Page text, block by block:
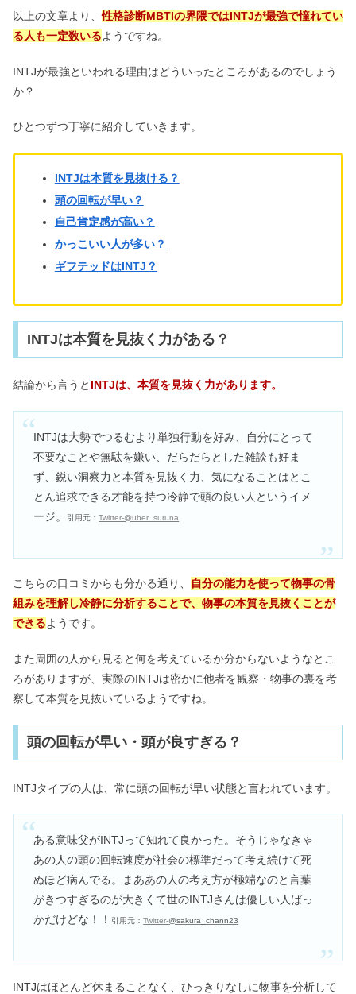
ENFPは頭おかしい・生きづらい？仕
できない・頭悪いは嘘！
仲良くなるとどうなるの？
ISTPは頭が悪いは嘘！他人に興味がな
以上の文章より、性格診断MBTIの界隈ではINTJが最強で憧れてい
る人も一定数いるようですね。
INTJが最強といわれる理由はどういったところがあるのでしょう
か？
ひとつずつ丁寧に紹介していきます。
INTJは本質を見抜ける？
頭の回転が早い？
自己肯定感が高い？
かっこいい人が多い？
ギフテッドはINTJ？
INTJは本質を見抜く力がある？
結論から言うと INTJは、本質を見抜く力があります。
INTJは大勢でつるむより単独行動を好み、自分にとって
不要なことや無駄を嫌い、だらだらとした雑談も好ま
ず、鋭い洞察力と本質を見抜く力、気になることはとこ
とん追求できる才能を持つ冷静で頭の良い人というイメ
ージ。
引用元：Twitter‐@uber_suruna
こちらの口コミからも分かる通り、
自分の能力を使って物事の骨
組みを理解し冷静に分析することで、物事の本質を見抜くことが
できるようです。
また周囲の人から見ると何を考えているか分からないようなとこ
ろがありますが、実際のINTJは密かに他者を観察・物事の裏を考
察して本質を見抜いているようですね。
頭の回転が早い・頭が良すぎる？
INTJタイプの人は、常に頭の回転が早い状態と言われています。
ある意味父がINTJって知れて良かった。そうじゃなきゃ
あの人の頭の回転速度が社会の標準だって考え続けて死
ぬほど病んでる。まああの人の考え方が極端なのと言葉
がきつすぎるのが大きくて世のINTJさんは優しい人ばっ
かだけどな！！
引用元：Twitter‐@sakura_chann23
INTJはほとんど休まることなく、ひっきりなしに物事を分析して